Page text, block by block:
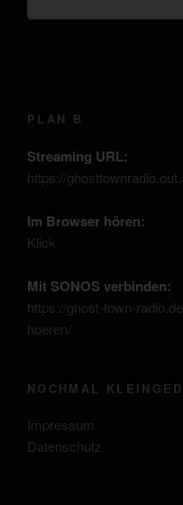
PLAN B
Streaming URL:
https://
Im Browser hören:
Klick
Mit SONOS verbinden:
https://ghost-town-
hoeren/
NOCHMAL
Impressum
Datenschutz